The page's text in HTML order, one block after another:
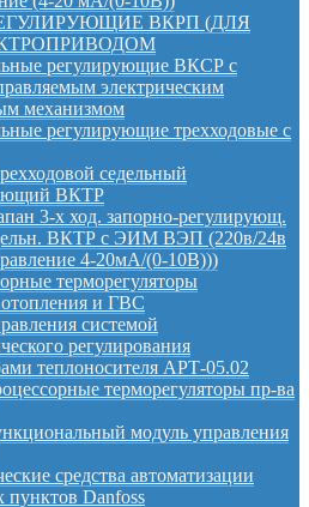
ВКРП (ДЛЯ
регулирующие ВКСР с
электрическим
механизмом
регулирующие трехходовые с
седельный
ВКТР
3-х ход. запорно-регулирующ.
ВКТР с ЭИМ ВЭП (220в/24в
4-20мА/(0-10В)))
терморегуляторы
и ГВС
системой
регулирования
теплоносителя АРТ-05.02
терморегуляторы пр-ва
модуль управления
средства автоматизации
пунктов Danfoss